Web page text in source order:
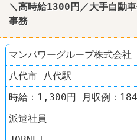
＼高時給1300円／大手自動
事務
マンパワーグループ株式会
八代市 八代駅
時給：1,300円 月収例：
派遣社員